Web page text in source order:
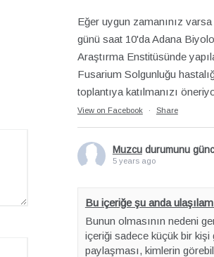
Eğer uygun zamanınız
günü saat 10'da Adana
Araştırma Enstitüsünde
Fusarium Solgunluğu
toplantıya katılmanızı
View on Facebook · Share
Muzcu durumunu
5 years ago
Bu içeriğe şu anda
Bunun olmasının nedeni
içeriği sadece küçük bir kişi
paylaşması, kimlerin